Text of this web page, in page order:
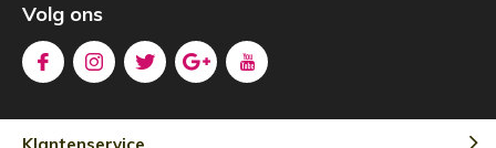
Volg ons